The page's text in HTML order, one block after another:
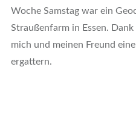
Woche Samstag war ein
Straußenfarm in Essen.
mich und meinen Freund
ergattern.